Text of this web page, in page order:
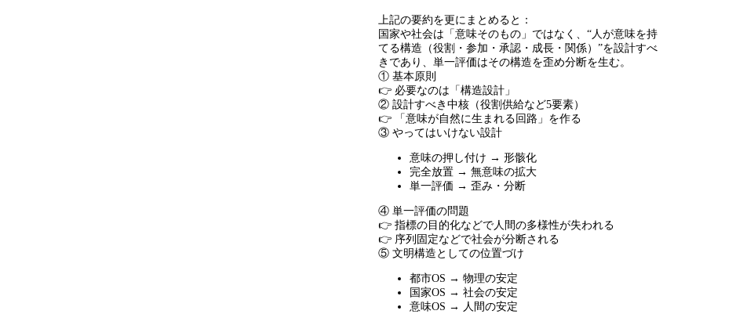
上記の要約を更にまとめると：
国家や社会は「意味そのもの」ではなく、 “人が意味を持
てる構造（役割・参加・承認・成長・関係） ”を設計すべ
きであり、単一評価はその構造を歪め分断を生む。
① 基本原則
👉 必要なのは「構造設計」
② 設計すべき中核（役割供給など5要素）
👉 「意味が自然に生まれる回路」を作る
③ やってはいけない設計
意味の押し付け → 形骸化
完全放置 → 無意味の拡大
単一評価 → 歪み・分断
④ 単一評価の問題
👉 指標の目的化などで人間の多様性が失われる
👉 序列固定などで社会が分断される
⑤ 文明構造としての位置づけ
都市OS → 物理の安定
国家OS → 社会の安定
意味OS → 人間の安定